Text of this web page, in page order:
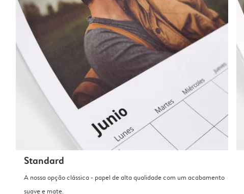
Standard
A nossa opção clássica - papel de alta qualidade com um acabamento
suave e mate.